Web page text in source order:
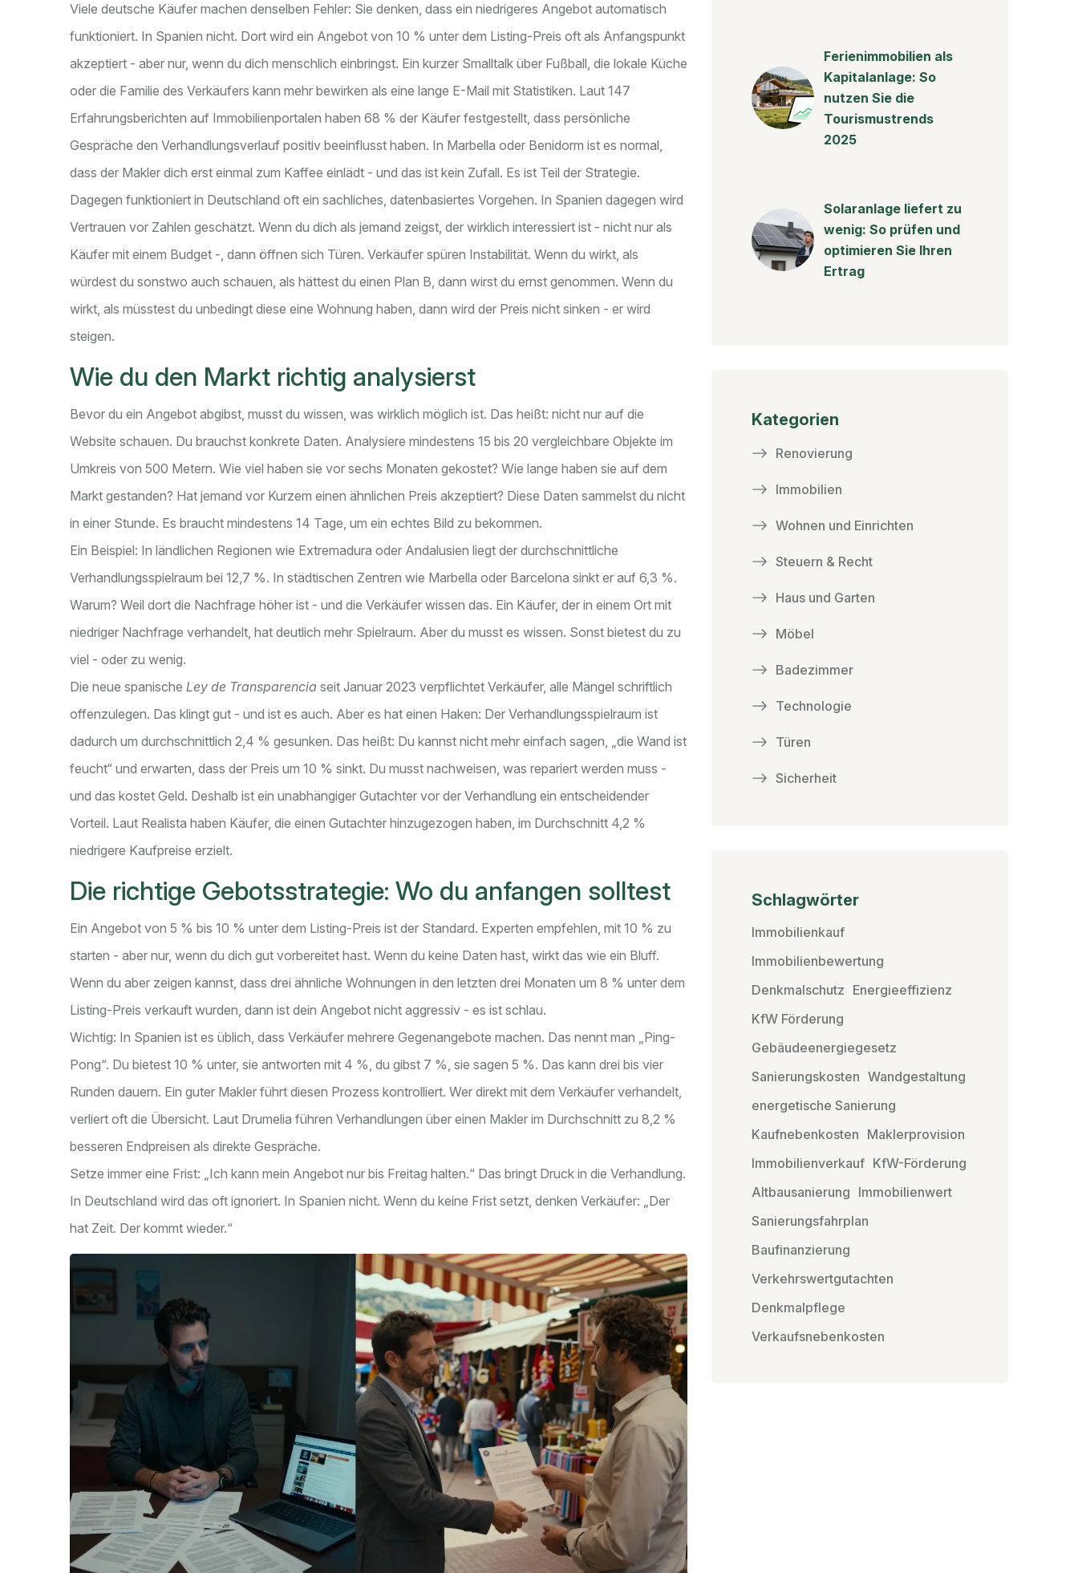
Viele deutsche Käufer machen denselben Fehler: Sie denken, dass ein niedrigeres Angebot automatisch
funktioniert. In Spanien nicht. Dort wird ein Angebot von 10 % unter dem Listing-Preis oft als Anfangspunkt
akzeptiert - aber nur, wenn du dich menschlich einbringst. Ein kurzer Smalltalk über Fußball, die lokale Küche
oder die Familie des Verkäufers kann mehr bewirken als eine lange E-Mail mit Statistiken. Laut 147
Erfahrungsberichten auf Immobilienportalen haben 68 % der Käufer festgestellt, dass persönliche
Gespräche den Verhandlungsverlauf positiv beeinflusst haben. In Marbella oder Benidorm ist es normal,
dass der Makler dich erst einmal zum Kaffee einlädt - und das ist kein Zufall. Es ist Teil der Strategie.
Dagegen funktioniert in Deutschland oft ein sachliches, datenbasiertes Vorgehen. In Spanien dagegen wird
Vertrauen vor Zahlen geschätzt. Wenn du dich als jemand zeigst, der wirklich interessiert ist - nicht nur als
Käufer mit einem Budget -, dann öffnen sich Türen. Verkäufer spüren Instabilität. Wenn du wirkt, als
würdest du sonstwo auch schauen, als hättest du einen Plan B, dann wirst du ernst genommen. Wenn du
wirkt, als müsstest du unbedingt diese eine Wohnung haben, dann wird der Preis nicht sinken - er wird
steigen.
Wie du den Markt richtig analysierst
Bevor du ein Angebot abgibst, musst du wissen, was wirklich möglich ist. Das heißt: nicht nur auf die
Website schauen. Du brauchst konkrete Daten. Analysiere mindestens 15 bis 20 vergleichbare Objekte im
Umkreis von 500 Metern. Wie viel haben sie vor sechs Monaten gekostet? Wie lange haben sie auf dem
Markt gestanden? Hat jemand vor Kurzem einen ähnlichen Preis akzeptiert? Diese Daten sammelst du nicht
in einer Stunde. Es braucht mindestens 14 Tage, um ein echtes Bild zu bekommen.
Ein Beispiel: In ländlichen Regionen wie Extremadura oder Andalusien liegt der durchschnittliche
Verhandlungsspielraum bei 12,7 %. In städtischen Zentren wie Marbella oder Barcelona sinkt er auf 6,3 %.
Warum? Weil dort die Nachfrage höher ist - und die Verkäufer wissen das. Ein Käufer, der in einem Ort mit
niedriger Nachfrage verhandelt, hat deutlich mehr Spielraum. Aber du musst es wissen. Sonst bietest du zu
viel - oder zu wenig.
Die neue spanische Ley de Transparencia seit Januar 2023 verpflichtet Verkäufer, alle Mängel schriftlich
offenzulegen. Das klingt gut - und ist es auch. Aber es hat einen Haken: Der Verhandlungsspielraum ist
dadurch um durchschnittlich 2,4 % gesunken. Das heißt: Du kannst nicht mehr einfach sagen, „die Wand ist
feucht“ und erwarten, dass der Preis um 10 % sinkt. Du musst nachweisen, was repariert werden muss -
und das kostet Geld. Deshalb ist ein unabhängiger Gutachter vor der Verhandlung ein entscheidender
Vorteil. Laut Realista haben Käufer, die einen Gutachter hinzugezogen haben, im Durchschnitt 4,2 %
niedrigere Kaufpreise erzielt.
Die richtige Gebotsstrategie: Wo du anfangen solltest
Ein Angebot von 5 % bis 10 % unter dem Listing-Preis ist der Standard. Experten empfehlen, mit 10 % zu
starten - aber nur, wenn du dich gut vorbereitet hast. Wenn du keine Daten hast, wirkt das wie ein Bluff.
Wenn du aber zeigen kannst, dass drei ähnliche Wohnungen in den letzten drei Monaten um 8 % unter dem
Listing-Preis verkauft wurden, dann ist dein Angebot nicht aggressiv - es ist schlau.
Wichtig: In Spanien ist es üblich, dass Verkäufer mehrere Gegenangebote machen. Das nennt man „Ping-
Pong“. Du bietest 10 % unter, sie antworten mit 4 %, du gibst 7 %, sie sagen 5 %. Das kann drei bis vier
Runden dauern. Ein guter Makler führt diesen Prozess kontrolliert. Wer direkt mit dem Verkäufer verhandelt,
verliert oft die Übersicht. Laut Drumelia führen Verhandlungen über einen Makler im Durchschnitt zu 8,2 %
besseren Endpreisen als direkte Gespräche.
Setze immer eine Frist: „Ich kann mein Angebot nur bis Freitag halten.“ Das bringt Druck in die Verhandlung.
In Deutschland wird das oft ignoriert. In Spanien nicht. Wenn du keine Frist setzt, denken Verkäufer: „Der
hat Zeit. Der kommt wieder.“
Ferienimmobilien als
Kapitalanlage: So
nutzen Sie die
Tourismustrends
2025
Solaranlage liefert zu
wenig: So prüfen und
optimieren Sie Ihren
Ertrag
Kategorien
Renovierung
Immobilien
Wohnen und Einrichten
Steuern & Recht
Haus und Garten
Möbel
Badezimmer
Technologie
Türen
Sicherheit
Schlagwörter
Immobilienkauf
Immobilienbewertung
Denkmalschutz Energieeffizienz
KfW Förderung
Gebäudeenergiegesetz
Sanierungskosten Wandgestaltung
energetische Sanierung
Kaufnebenkosten Maklerprovision
Immobilienverkauf KfW-Förderung
Altbausanierung Immobilienwert
Sanierungsfahrplan
Baufinanzierung
Verkehrswertgutachten
Denkmalpflege
Verkaufsnebenkosten